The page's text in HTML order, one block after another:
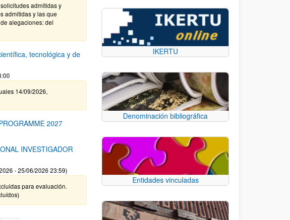
admitidas y
admitidas y las que
alegaciones: del
tecnológica y de
14/09/2026,
2027
INVESTIGADOR
- 25/06/2026 23:59)
para evaluación.
IKERTU
Denominación bibliográfica
Entidades vinculadas